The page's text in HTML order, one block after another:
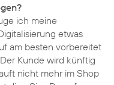
ich meine
etwas
am besten vorbereitet
Kunde wird künftig
nicht mehr im Shop